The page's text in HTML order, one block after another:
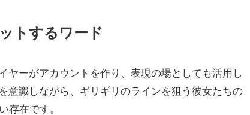
トするワード
ヤーがアカウントを作り、表現の場としても活用し
意識しながら、ギリギリのラインを狙う彼女たちの
存在です。